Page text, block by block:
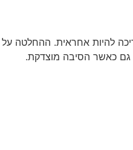
להיות אחראית. ההחלטה
גם כאשר הסיבה מוצדקת.